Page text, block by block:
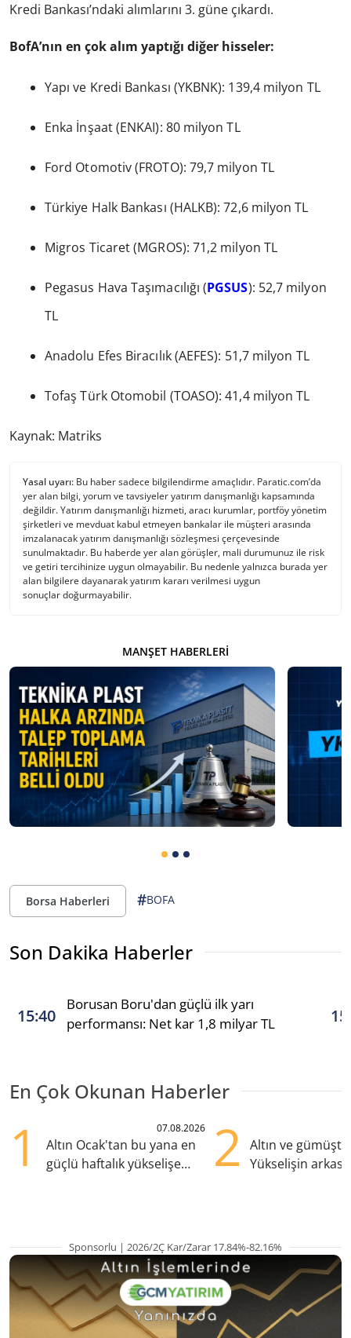
Kredi Bankası’ndaki alımlarını 3. güne çıkardı.
BofA’nın en çok alım yaptığı diğer hisseler:
Yapı ve Kredi Bankası (YKBNK): 139,4 milyon TL
Enka İnşaat (ENKAI): 80 milyon TL
Ford Otomotiv (FROTO): 79,7 milyon TL
Türkiye Halk Bankası (HALKB): 72,6 milyon TL
Migros Ticaret (MGROS): 71,2 milyon TL
Pegasus Hava Taşımacılığı (PGSUS): 52,7 milyon
TL
Anadolu Efes Biracılık (AEFES): 51,7 milyon TL
Tofaş Türk Otomobil (TOASO): 41,4 milyon TL
Kaynak: Matriks
Yasal uyarı: Bu haber sadece bilgilendirme amaçlıdır. Paratic.com’da
yer alan bilgi, yorum ve tavsiyeler yatırım danışmanlığı kapsamında
değildir. Yatırım danışmanlığı hizmeti, aracı kurumlar, portföy yönetim
şirketleri ve mevduat kabul etmeyen bankalar ile müşteri arasında
imzalanacak yatırım danışmanlığı sözleşmesi çerçevesinde
sunulmaktadır. Bu haberde yer alan görüşler, mali durumunuz ile risk
ve getiri tercihinize uygun olmayabilir. Bu nedenle yalnızca burada yer
alan bilgilere dayanarak yatırım kararı verilmesi uygun
sonuçlar doğurmayabilir.
MANŞET HABERLERI
Borsa Haberleri #BOFA
Son Dakika Haberler
15:40
Borusan Boru'dan güçlü ilk yarı
performansı: Net kar 1,8 milyar TL
En Çok Okunan Haberler
1 07.08.2026
Altın Ocak'tan bu yana en
güçlü haftalık yükselişe
2
Altın ve
Yükselişin
Sponsorlu | 2026/2Ç Kar/Zarar 17.84%-82.16%